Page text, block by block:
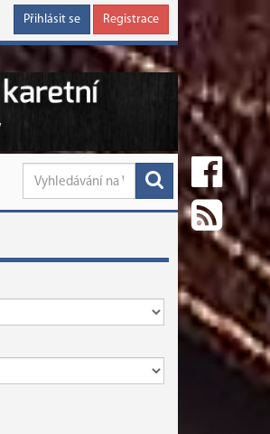
Přihlásit se Registrace